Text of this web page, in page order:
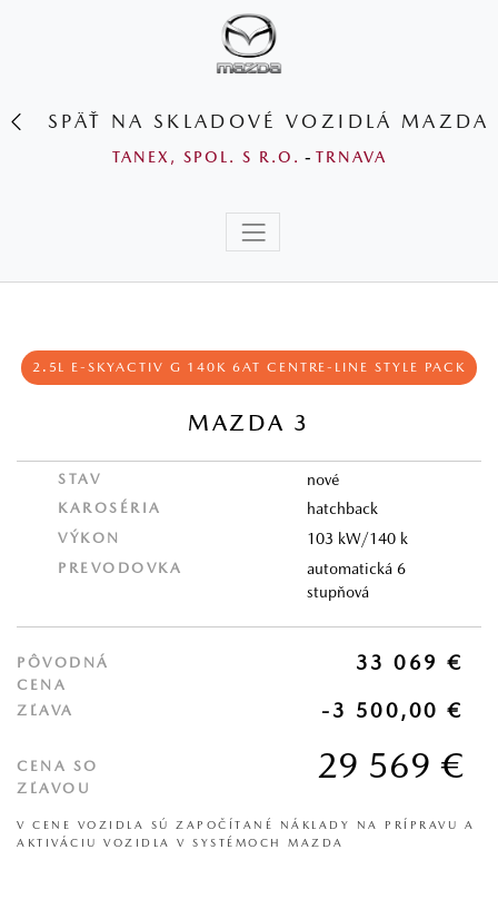
SPÄŤ NA SKLADOVÉ VOZIDLÁ MAZDA
TANEX, SPOL. S R.O. - TRNAVA
2.5L E‑SKYACTIV G 140K 6AT CENTRE‑LINE STYLE PACK
MAZDA 3
STAV nové
KAROSÉRIA hatchback
VÝKON 103 kW/140 k
PREVODOVKA
automatická 6
stupňová
PÔVODNÁ
CENA
33 069 €
ZĽAVA -3 500,00 €
CENA SO
ZĽAVOU
29 569 €
V CENE VOZIDLA SÚ ZAPOČÍTANÉ NÁKLADY NA PRÍPRAVU A
AKTIVÁCIU VOZIDLA V SYSTÉMOCH MAZDA